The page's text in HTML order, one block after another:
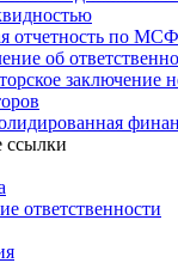
отчетность по
об
заключение
ссылки
ответственности